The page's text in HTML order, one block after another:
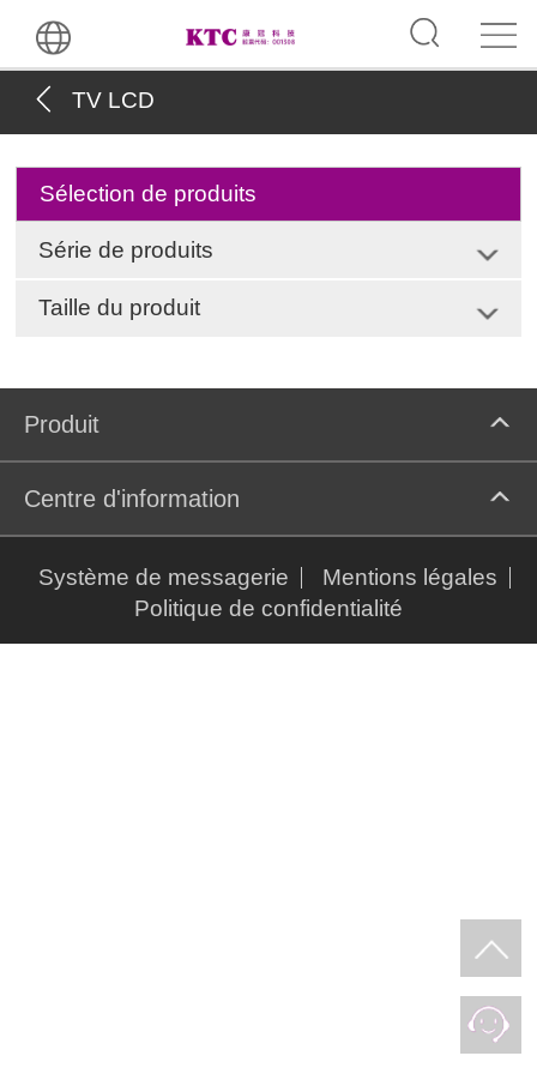
TV LCD
Sélection de produits
Série de produits
Taille du produit
Produit
Centre d'information
Système de messagerie
Mentions légales
Politique de confidentialité